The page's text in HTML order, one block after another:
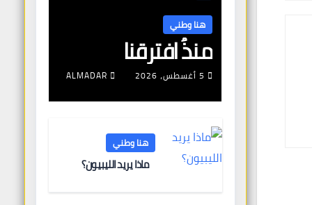
هنا وطني
منذُ افترقنا
5 أغسطس، 2026 ALMADAR
هنا وطني
ماذا يريد الليبيون؟